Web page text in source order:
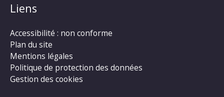
Liens
Accessibilité : non conforme
Plan du site
Mentions légales
Politique de protection des données
Gestion des cookies